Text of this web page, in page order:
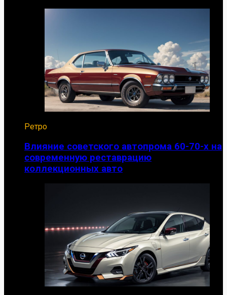
Ретро
Влияние советского автопрома 60-70-х на
современную реставрацию
коллекционных авто